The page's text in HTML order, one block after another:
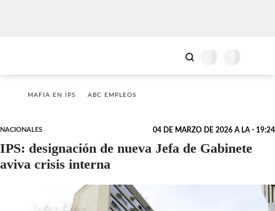
MAFIA EN IPS ABC EMPLEOS
NACIONALES 04 DE MARZO DE 2026 A LA - 19:24
IPS: designación de nueva Jefa de Gabinete
aviva crisis interna